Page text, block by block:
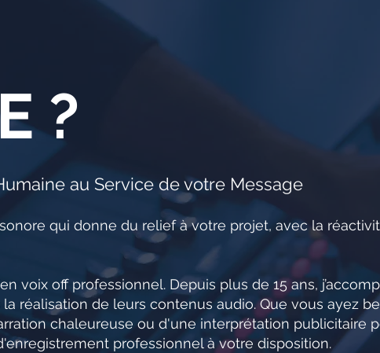
?
au Service de votre Message
qui donne du relief à votre projet, avec la
voix off professionnel. Depuis plus de 15 ans,
réalisation de leurs contenus audio. Que vous ayez
chaleureuse ou d'une interprétation publicitaire
professionnel à votre disposition.